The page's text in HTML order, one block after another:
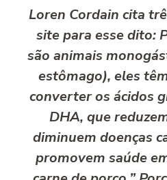
Loren Cordain cita
site para esse dito:
são animais
estômago), eles
converter os ácidos
DHA, que
diminuem doenças
promovem saúde